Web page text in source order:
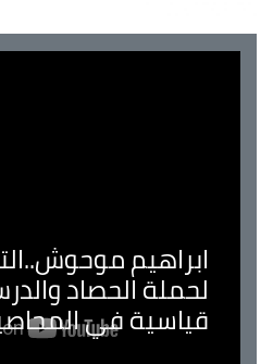
ابراهيم
لحملة الحصاد
قياسية في